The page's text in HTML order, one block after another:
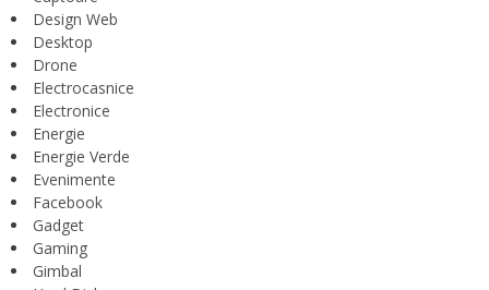
Design Web
Desktop
Drone
Electrocasnice
Electronice
Energie
Energie Verde
Evenimente
Facebook
Gadget
Gaming
Gimbal